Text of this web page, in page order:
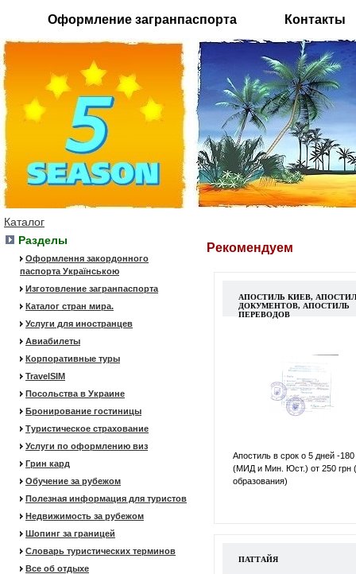
Оформление загранпаспорта Контакты
Каталог
Разделы
Оформлення закордонного
паспорта Українською
Изготовление загранпаспорта
Каталог стран мира.
Услуги для иностранцев
Авиабилеты
Корпоративные туры
TravelSIM
Посольства в Украине
Бронирование гостиницы
Туристическое страхование
Услуги по оформлению виз
Грин кард
Обучение за рубежом
Полезная информация для туристов
Недвижимость за рубежом
Шопинг за границей
Словарь туристических терминов
Все об отдыхе
Рекомендуем
АПОСТИЛЬ КИЕВ,
ДОКУМЕНТОВ, АПОСТИЛЬ
ПЕРЕВОДОВ
Апостиль в срок о 5 дней -180
(МИД и Мин. Юст.) от 250 грн
образования)
ПАТТАЙЯ